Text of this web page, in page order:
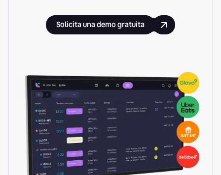
Solicita una demo gratuita